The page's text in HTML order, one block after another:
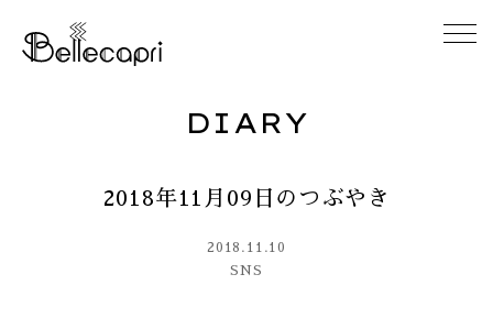
ABOUT
ACCESS
DIARY
2018年11月09日のつぶやき
2018.11.10
SNS